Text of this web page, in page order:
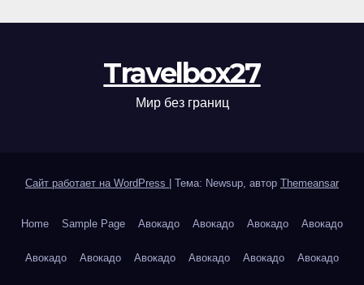
Travelbox27
Мир без границ
Сайт работает на WordPress Тема: Newsup, автор Themeansar
Home Sample Page Авокадо Авокадо Авокадо Авокадо
Авокадо Авокадо Авокадо Авокадо Авокадо Авокадо